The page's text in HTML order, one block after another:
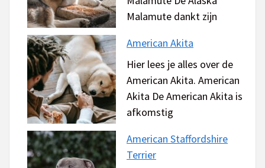
Malamute dankt zijn
American Akita
Hier lees je alles over de
American Akita. American
Akita De American Akita is
afkomstig
American Staffordshire
Terrier